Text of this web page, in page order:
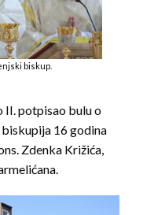
biskup.
II. potpisao bulu o
16 godina
Zdenka Križića,